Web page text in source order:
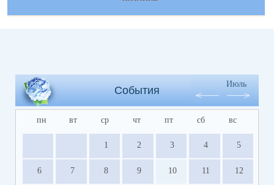
События
Июль
пн вт ср чт пт сб вс
1 2 3 4 5
6 7 8 9 10 11 12